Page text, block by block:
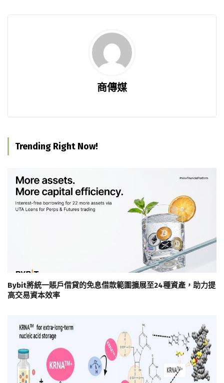
商傳媒
Trending Right Now!
Bybit將統一賬戶借貸的免息借款範圍擴展至24種資產，助力提
高交易資本效率